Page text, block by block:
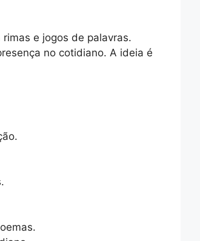
e jogos de palavras.
no cotidiano. A ideia é